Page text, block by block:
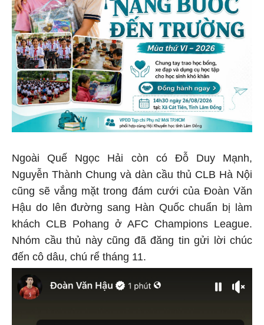
Ngoài Quế Ngọc Hải còn có Đỗ Duy Mạnh,
Nguyễn Thành Chung và dàn cầu thủ CLB Hà Nội
cũng sẽ vắng mặt trong đám cưới của Đoàn Văn
Hậu do lên đường sang Hàn Quốc chuẩn bị làm
khách CLB Pohang ở AFC Champions League.
Nhóm cầu thủ này cũng đã đăng tin gửi lời chúc
đến cô dâu, chú rể tháng 11.